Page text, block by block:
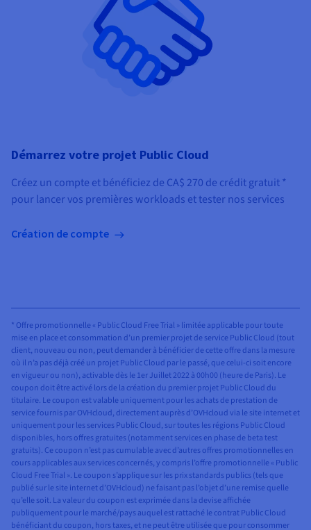
Démarrez votre projet Public Cloud
Créez un compte et bénéficiez de CA$ 270 de crédit gratuit *
pour lancer vos premières workloads et tester nos services
Création de compte
* Offre promotionnelle « Public Cloud Free Trial » limitée applicable pour toute
mise en place et consommation d’un premier projet de service Public Cloud (tout
client, nouveau ou non, peut demander à bénéficier de cette offre dans la mesure
où il n’a pas déjà créé un projet Public Cloud par le passé, que celui-ci soit encore
en vigueur ou non), activable dès le 1er Juillet 2022 à 00h00 (heure de Paris). Le
coupon doit être activé lors de la création du premier projet Public Cloud du
titulaire. Le coupon est valable uniquement pour les achats de prestation de
service fournis par OVHcloud, directement auprès d’OVHcloud via le site internet et
uniquement pour les services Public Cloud, sur toutes les régions Public Cloud
disponibles, hors offres gratuites (notamment services en phase de beta test
gratuits). Ce coupon n’est pas cumulable avec d’autres offres promotionnelles en
cours applicables aux services concernés, y compris l’offre promotionnelle « Public
Cloud Free Trial ». Le coupon s’applique sur les prix standards publics (tels que
publié sur le site internet d’OVHcloud) ne faisant pas l’objet d’une remise quelle
qu’elle soit. La valeur du coupon est exprimée dans la devise affichée
publiquement pour le marché/pays auquel est rattaché le contrat Public Cloud
bénéficiant du coupon, hors taxes, et ne peut être utilisée que pour consommer